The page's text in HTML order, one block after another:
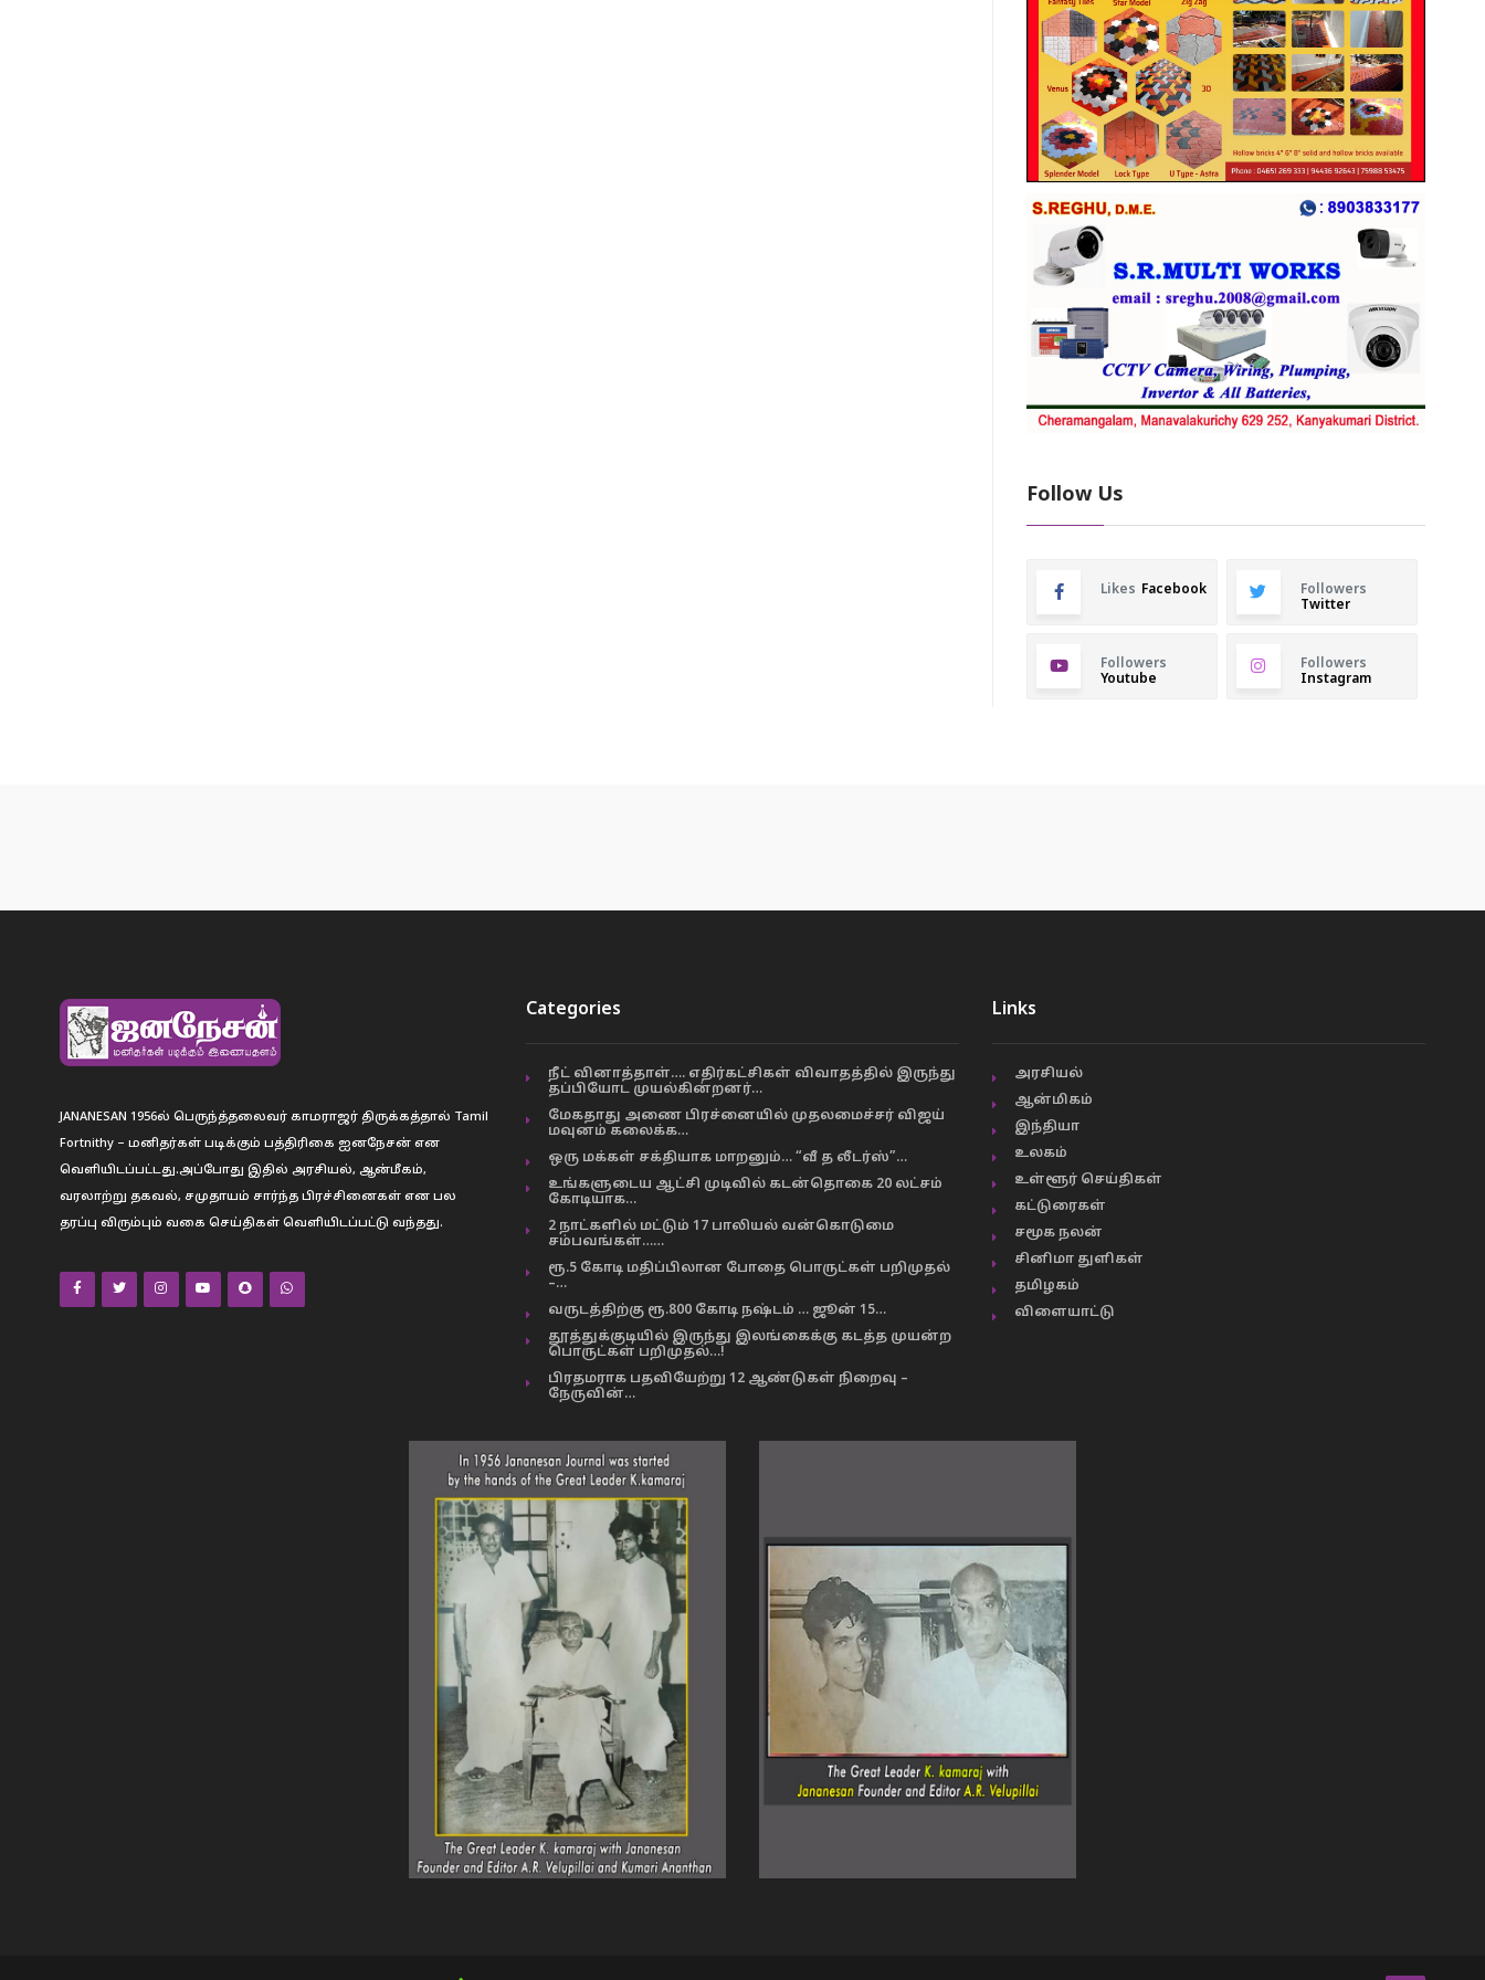
Follow Us
Likes Facebook
Followers
Twitter
Followers
Youtube
Followers
Instagram
JANANESAN 1956ல் பெருந்த்தலைவர் காமராஜர் திருக்கத்தால் Tamil
Fortnithy – மனிதர்கள் படிக்கும் பத்திரிகை ஐனநேசன் என
வெளியிடப்பட்டது.அப்போது இதில் அரசியல், ஆன்மீகம்,
வரலாற்று தகவல், சமுதாயம் சார்ந்த பிரச்சினைகள் என பல
தரப்பு விரும்பும் வகை செய்திகள் வெளியிடப்பட்டு வந்தது.
Categories
நீட் வினாத்தாள்…. எதிர்கட்சிகள் விவாதத்தில் இருந்து
தப்பியோட முயல்கின்றனர்…
மேகதாது அணை பிரச்னையில் முதலமைச்சர் விஜய்
மவுனம் கலைக்க…
ஒரு மக்கள் சக்தியாக மாறனும்… “வீ த லீடர்ஸ்”…
உங்களுடைய ஆட்சி முடிவில் கடன்தொகை 20 லட்சம்
கோடியாக…
2 நாட்களில் மட்டும் 17 பாலியல் வன்கொடுமை
சம்பவங்கள்……
ரூ.5 கோடி மதிப்பிலான போதை பொருட்கள் பறிமுதல்
–…
வருடத்திற்கு ரூ.800 கோடி நஷ்டம் … ஜூன் 15…
தூத்துக்குடியில் இருந்து இலங்கைக்கு கடத்த முயன்ற
பொருட்கள் பறிமுதல்…!
பிரதமராக பதவியேற்று 12 ஆண்டுகள் நிறைவு –
நேருவின்…
Links
அரசியல்
ஆன்மிகம்
இந்தியா
உலகம்
உள்ளூர் செய்திகள்
கட்டுரைகள்
சமூக நலன்
சினிமா துளிகள்
தமிழகம்
விளையாட்டு